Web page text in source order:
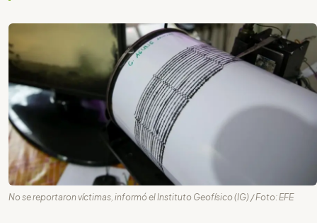
No se reportaron víctimas, informó el Instituto Geofísico (IG) / Foto: EFE